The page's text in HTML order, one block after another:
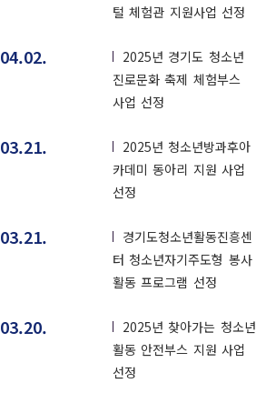
털 체험관 지원사업 선정
04.02.
2025년 경기도 청소년
진로문화 축제 체험부스
사업 선정
03.21.
2025년 청소년방과후아
카데미 동아리 지원 사업
선정
03.21.
경기도청소년활동진흥센
터 청소년자기주도형 봉사
활동 프로그램 선정
03.20.
2025년 찾아가는 청소년
활동 안전부스 지원 사업
선정